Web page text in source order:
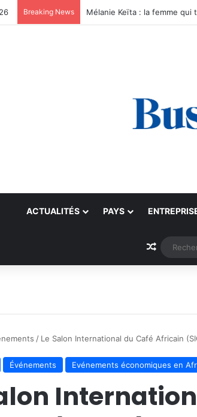
Breaking News
ACTUALITÉS PAYS
Article
/ Le Salon International du Café Africain
Événements Evénements économiques en